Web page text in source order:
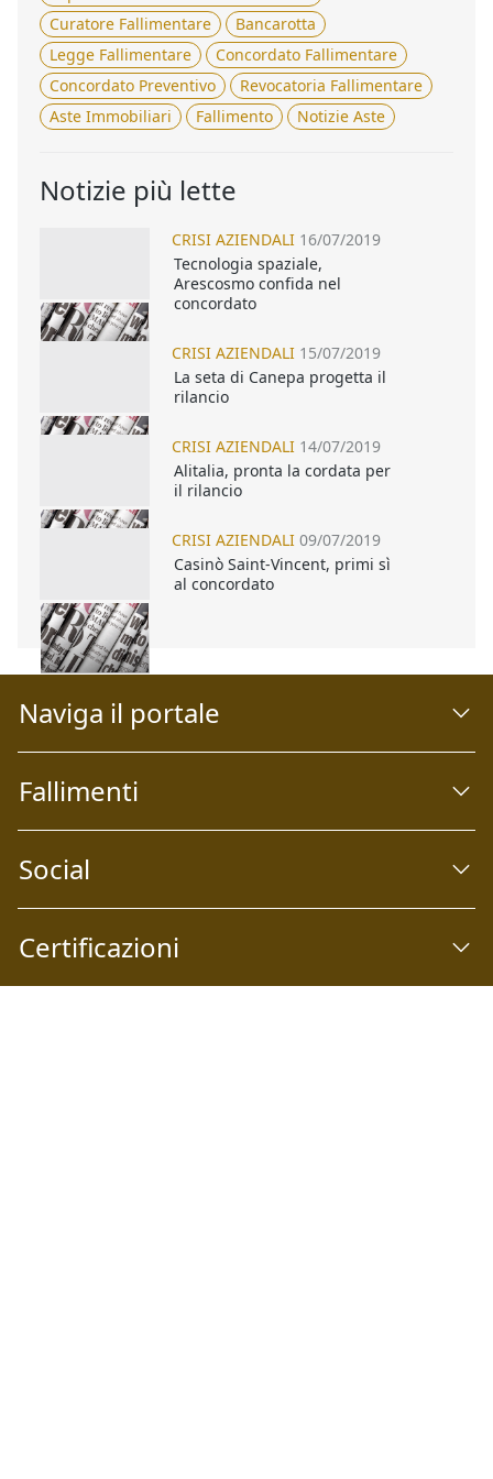
Curatore Fallimentare
Bancarotta
Legge Fallimentare
Concordato Fallimentare
Concordato Preventivo
Revocatoria Fallimentare
Aste Immobiliari
Fallimento Notizie Aste
Notizie più lette
CRISI AZIENDALI 16/07/2019
Tecnologia spaziale,
Arescosmo confida nel
concordato
CRISI AZIENDALI 15/07/2019
La seta di Canepa progetta il
rilancio
CRISI AZIENDALI 14/07/2019
Alitalia, pronta la cordata per
il rilancio
CRISI AZIENDALI 09/07/2019
Casinò Saint-Vincent, primi sì
al concordato
Naviga il portale
Fallimenti
Social
Certificazioni